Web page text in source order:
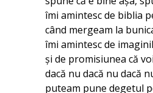
îmi amintesc de biblia
când mergeam la
îmi amintesc de
și de promisiunea că
dacă nu dacă nu dacă
puteam pune degetul